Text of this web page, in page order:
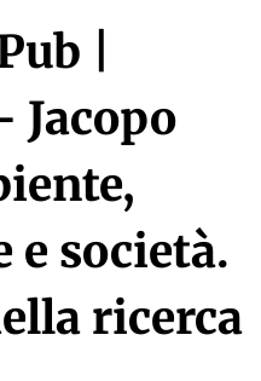
|
Jacopo
e società.
ricerca